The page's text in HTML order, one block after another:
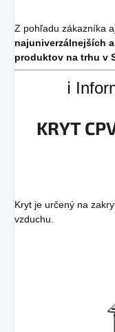
Z pohľadu zákazníka
najuniverzálnejších
produktov na trhu v
ℹ️
KRYT
Kryt je určený na
vzduchu.